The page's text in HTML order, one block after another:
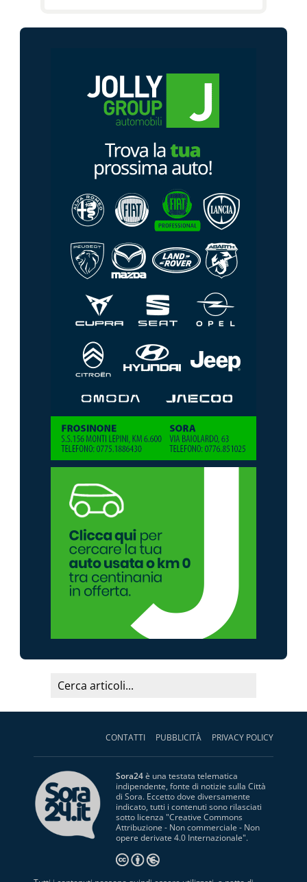
CONTATTI PUBBLICITÀ PRIVACY POLICY
Sora24è una testata telematica
indipendente, fonte di notizie sulla Città
di Sora. Eccetto dove diversamente
indicato, tutti i contenuti sono rilasciati
sotto licenza "Creative Commons
Attribuzione - Non commerciale - Non
opere derivate 4.0 Internazionale".